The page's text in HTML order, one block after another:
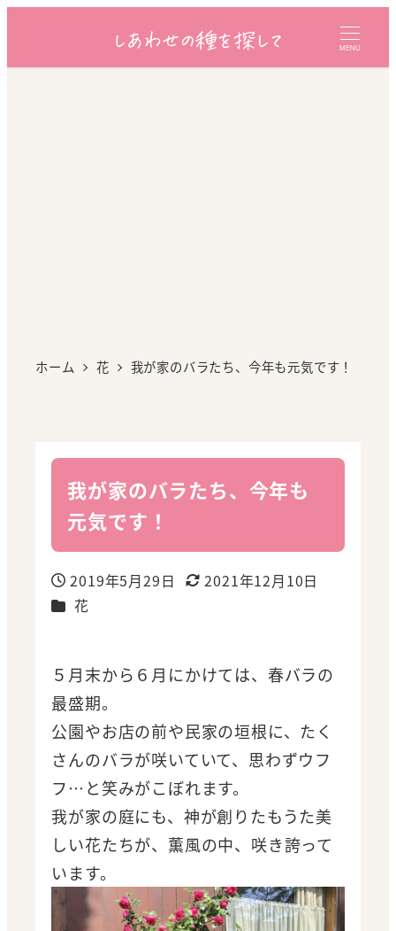
MENU
ホーム 花 我が家のバラたち、今年も元気です！
我が家のバラたち、今年も
元気です！
投稿日
2019年5月29日
更新日
2021年12月10日
カテゴリー
花
５月末から６月にかけては、春バラの
最盛期。
公園やお店の前や民家の垣根に、たく
さんのバラが咲いていて、思わずウフ
フ…と笑みがこぼれます。
我が家の庭にも、神が創りたもうた美
しい花たちが、薫風の中、咲き誇って
います。